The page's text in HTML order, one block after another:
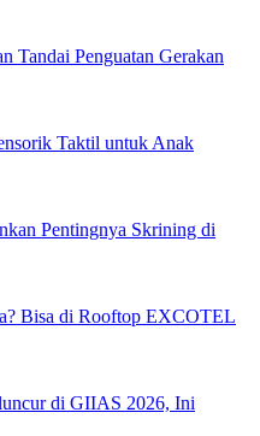
Tandai Penguatan Gerakan
Taktil untuk Anak
Pentingnya Skrining di
Bisa di Rooftop EXCOTEL
di GIIAS 2026, Ini